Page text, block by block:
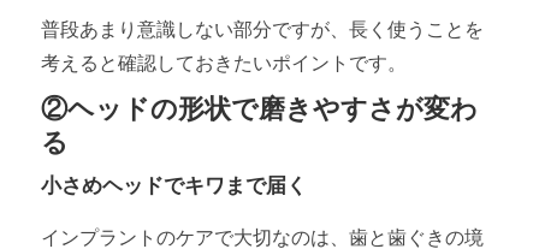
普段あまり意識しない部分ですが、長く使うことを
考えると確認しておきたいポイントです。
②ヘッドの形状で磨きやすさが変わ
る
小さめヘッドでキワまで届く
インプラントのケアで大切なのは、歯と歯ぐきの境